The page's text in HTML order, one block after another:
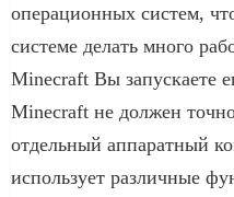
операционных систем,
системе делать много
Minecraft Вы запускаете
Minecraft не должен
отдельный аппаратный
использует различные